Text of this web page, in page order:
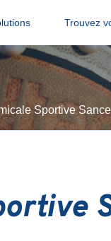
Trouvez
Sportive